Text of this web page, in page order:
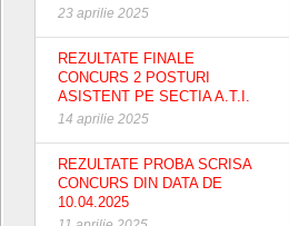
23 aprilie 2025
REZULTATE FINALE
CONCURS 2 POSTURI
ASISTENT PE SECTIA A.T.I.
14 aprilie 2025
REZULTATE PROBA SCRISA
CONCURS DIN DATA DE
10.04.2025